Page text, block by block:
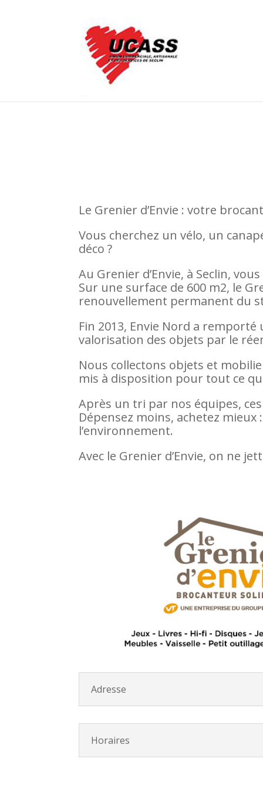
Le Grenier d’Envie : votre
Vous cherchez un vélo, un
déco ?
Au Grenier d’Envie, à Seclin,
Sur une surface de 600 m2, le
renouvellement permanent du
Fin 2013, Envie Nord a
valorisation des objets par le
Nous collectons objets et
mis à disposition pour tout ce
Après un tri par nos équipes,
Dépensez moins, achetez
l’environnement.
Avec le Grenier d’Envie, on ne
Adresse
Horaires